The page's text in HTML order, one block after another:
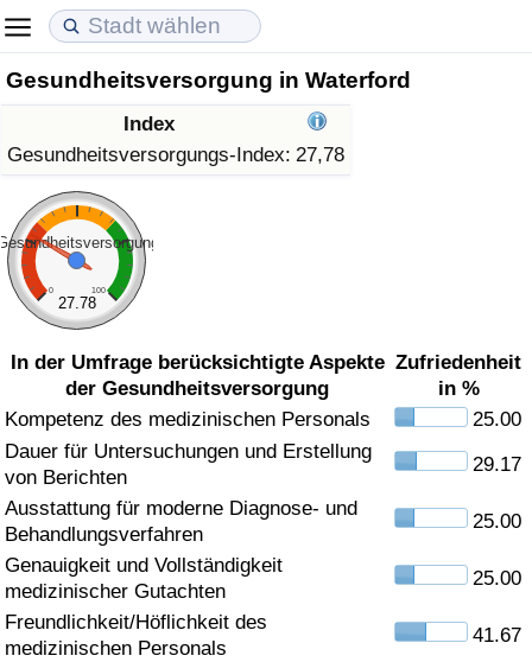
Gesundheitsversorgung in Waterford
Index
Gesundheitsversorgungs-Index: 27,78
0 100
27.78
In der Umfrage berücksichtigte Aspekte
der Gesundheitsversorgung
Zufriedenheit
in %
Kompetenz des medizinischen Personals
25.00
Dauer für Untersuchungen und Erstellung
von Berichten
29.17
Ausstattung für moderne Diagnose- und
Behandlungsverfahren
25.00
Genauigkeit und Vollständigkeit
medizinischer Gutachten
25.00
Freundlichkeit/Höflichkeit des
medizinischen Personals
41.67
Lebenshaltungskosten
Lebenshaltungskosten-Index (aktuell)
Lebenshaltungskosten-Index
Lebenshaltungskosten-Index nach Land
in Akaba
Immobilienpreise
Immobilienpreis-Index (aktuell)
Immobilienpreis-Index
Immobilienpreis-Index nach Land
Lebensqualität
Lebensqualität-Index
Lebensqualität-Index (aktuell)
Lebensqualitätsindex nach Land
Kriminalität
Kriminalitäts-Index (aktuell)
Kriminalitäts-Index
Kriminalitätsindex nach Land
Gesundheitsversorgung
Gesundheitsversorgungs-Index (aktuell)